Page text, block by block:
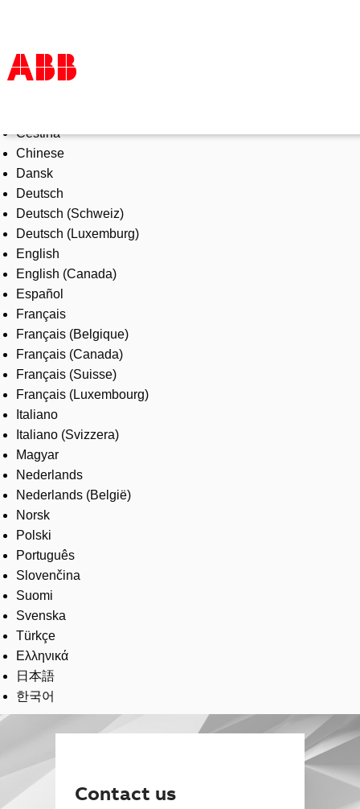
Products & Solutions
Industries
Services
About us
Where to buy
Contact us
Careers
Čeština
Chinese
Dansk
Deutsch
Deutsch (Schweiz)
Deutsch (Luxemburg)
English
English (Canada)
Español
Français
Français (Belgique)
Français (Canada)
Français (Suisse)
Français (Luxembourg)
Italiano
Italiano (Svizzera)
Magyar
Nederlands
Nederlands (België)
Norsk
Polski
Português
Slovenčina
Suomi
Svenska
Türkçe
Ελληνικά
日本語
한국어
Contact us